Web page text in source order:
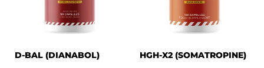
D-BAL (DIANABOL) HGH-X2 (SOMATROPINE)